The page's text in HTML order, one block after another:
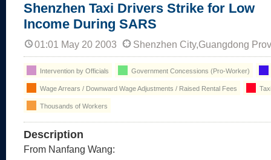
Shenzhen Taxi Drivers Strike for Low
Income During SARS
01:01 May 20 2003 Shenzhen City,Guangdong
Intervention by Officials Government Concessions (Pro-Worker)
Wage Arrears / Downward Wage Adjustments / Raised Rental Fees
Thousands of Workers
Description
From Nanfang Wang: